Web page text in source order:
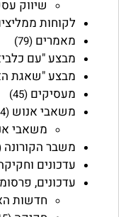
שיווק
לקוחות
מאמרים (79)
מבצע "עם
מבצע "שאגת
מעסיקים (45)
משאבי אנוש (94)
משאבי
משבר הקורונה
עדכונים
עדכונים,
חדשות